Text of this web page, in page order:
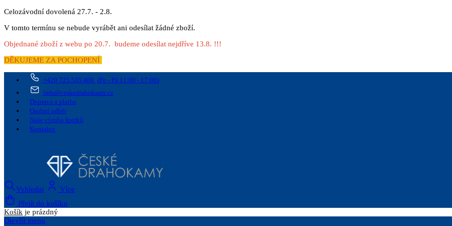
Celozávodní dovolená 27.7. - 2.8.
V tomto termínu se nebude vyrábět ani odesílat žádné zboží.
Objednané zboží z webu po 20.7. budeme odesílat nejdříve 13.8. !!!
DĚKUJEME ZA POCHOPENÍ
+420 725 535 406 (Po - Pá 11:00 - 17:00)
info@ceskedrahokamy.cz
Doprava a platba
Osobní odběr
Naše výroba šperků
Kontakty
Vyhledat
Více
Přejít do košíku
Košík je prázdný
Otevřít menu